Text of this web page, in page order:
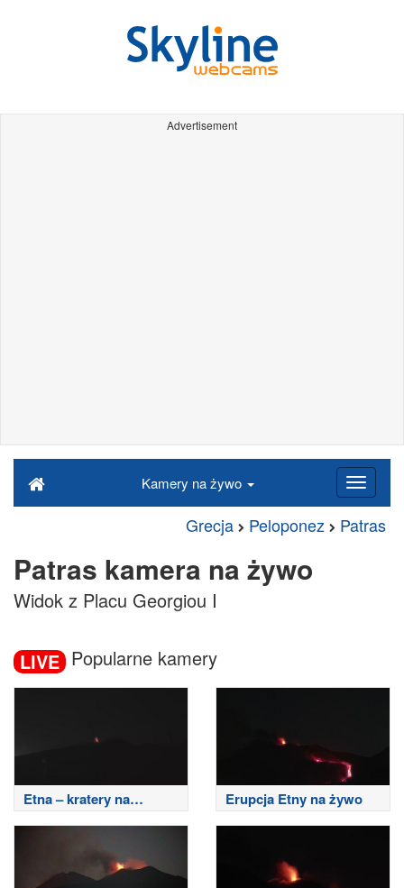
Advertisement
Kamery na żywo
Grecja Peloponez Patras
Patras kamera na żywo
Widok z Placu Georgiou I
LIVE Popularne kamery
Etna – kratery na
szczycie
Erupcja Etny na żywo